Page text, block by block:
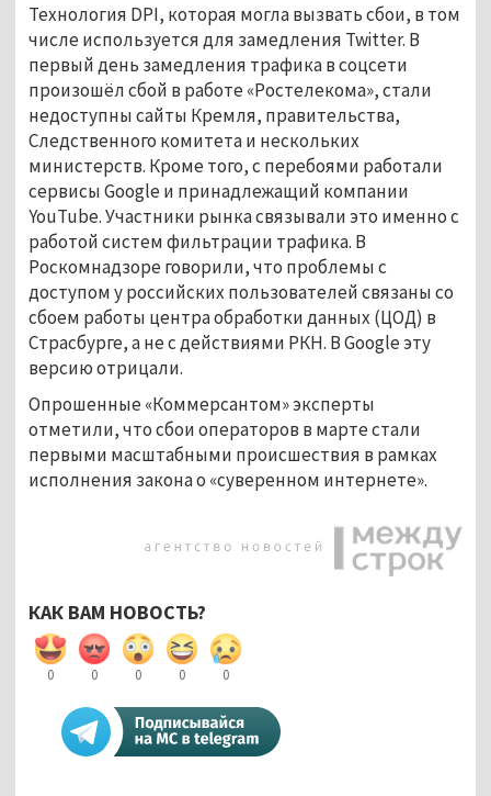
Технология DPI, которая могла вызвать сбои, в том
числе используется для замедления Twitter. В
первый день замедления трафика в соцсети
произошёл сбой в работе «Ростелекома», стали
недоступны сайты Кремля, правительства,
Следственного комитета и нескольких
министерств. Кроме того, с перебоями работали
сервисы Google и принадлежащий компании
YouTube. Участники рынка связывали это именно с
работой систем фильтрации трафика. В
Роскомнадзоре говорили, что проблемы с
доступом у российских пользователей связаны со
сбоем работы центра обработки данных (ЦОД) в
Страсбурге, а не с действиями РКН. В Google эту
версию отрицали.
Опрошенные «Коммерсантом» эксперты
отметили, что сбои операторов в марте стали
первыми масштабными происшествия в рамках
исполнения закона о «суверенном интернете».
КАК ВАМ НОВОСТЬ?
0 0 0 0 0